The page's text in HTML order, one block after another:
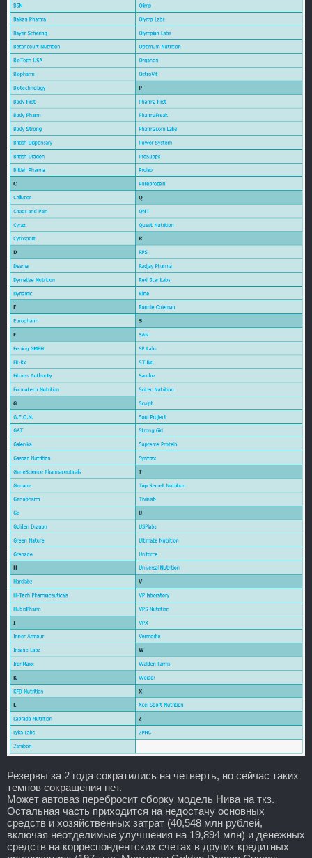
Резервы за 2 года сократились на четверть, но сейчас таких
темпов сокращения нет.
Может автоваз перебросит сборку модель Нива на ткз.
Остальная часть приходится на недостачу основных
средств и хозяйственных затрат (40,548 млн рублей,
включая неотделимые улучшения на 19,894 млн) и денежных
средств на корреспондентских счетах в других кредитных